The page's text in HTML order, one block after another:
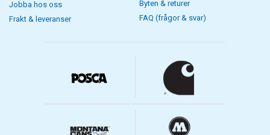
Jobba hos oss
Frakt & leveranser
Byten & returer
FAQ (frågor & svar)